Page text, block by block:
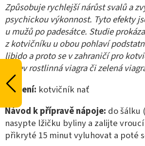
Způsobuje rychlejší nárůst svalů a
psychickou výkonnost. Tyto efekty
u mužů po padesátce. Studie
z kotvičníku u obou pohlaví
libido a proto se v zahraničí pro
název rostlinná viagra či zelená
Složení: kotvičník nať
Návod k přípravě nápoje: do šálku
nasypte lžičku byliny a zalijte
přikryté 15 minut vyluhovat a poté